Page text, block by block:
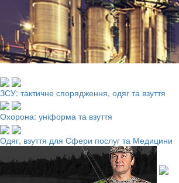
ЗСУ: тактичне спорядження, одяг та взуття
Охорона: уніформа та взуття
Одяг, взуття для Сфери послуг та Медицини